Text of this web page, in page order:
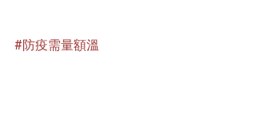
#防疫需量額溫